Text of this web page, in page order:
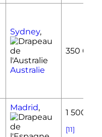
Sydney,
Australie
350 000
Madrid,
1 500
[11]